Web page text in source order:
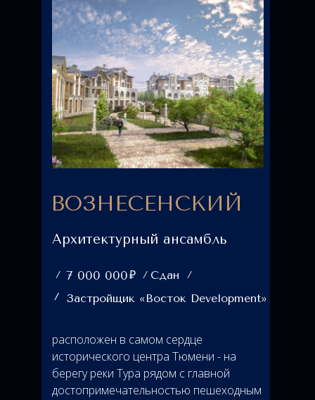
расположен в самом сердце
исторического центра Тюмени - на
берегу реки Тура рядом с главной
достопримечательностью пешеходным
ВОЗНЕСЕНСКИЙ
7 000 000₽
Застройщик «Восток Development»
Сдан
Архитектурный ансамбль